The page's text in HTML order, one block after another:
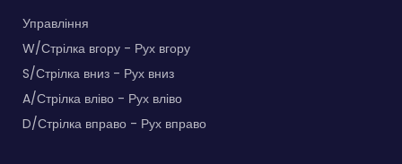
Управління
W/Стрілка вгору - Рух вгору
S/Стрілка вниз - Рух вниз
A/Стрілка вліво - Рух вліво
D/Стрілка вправо - Рух вправо